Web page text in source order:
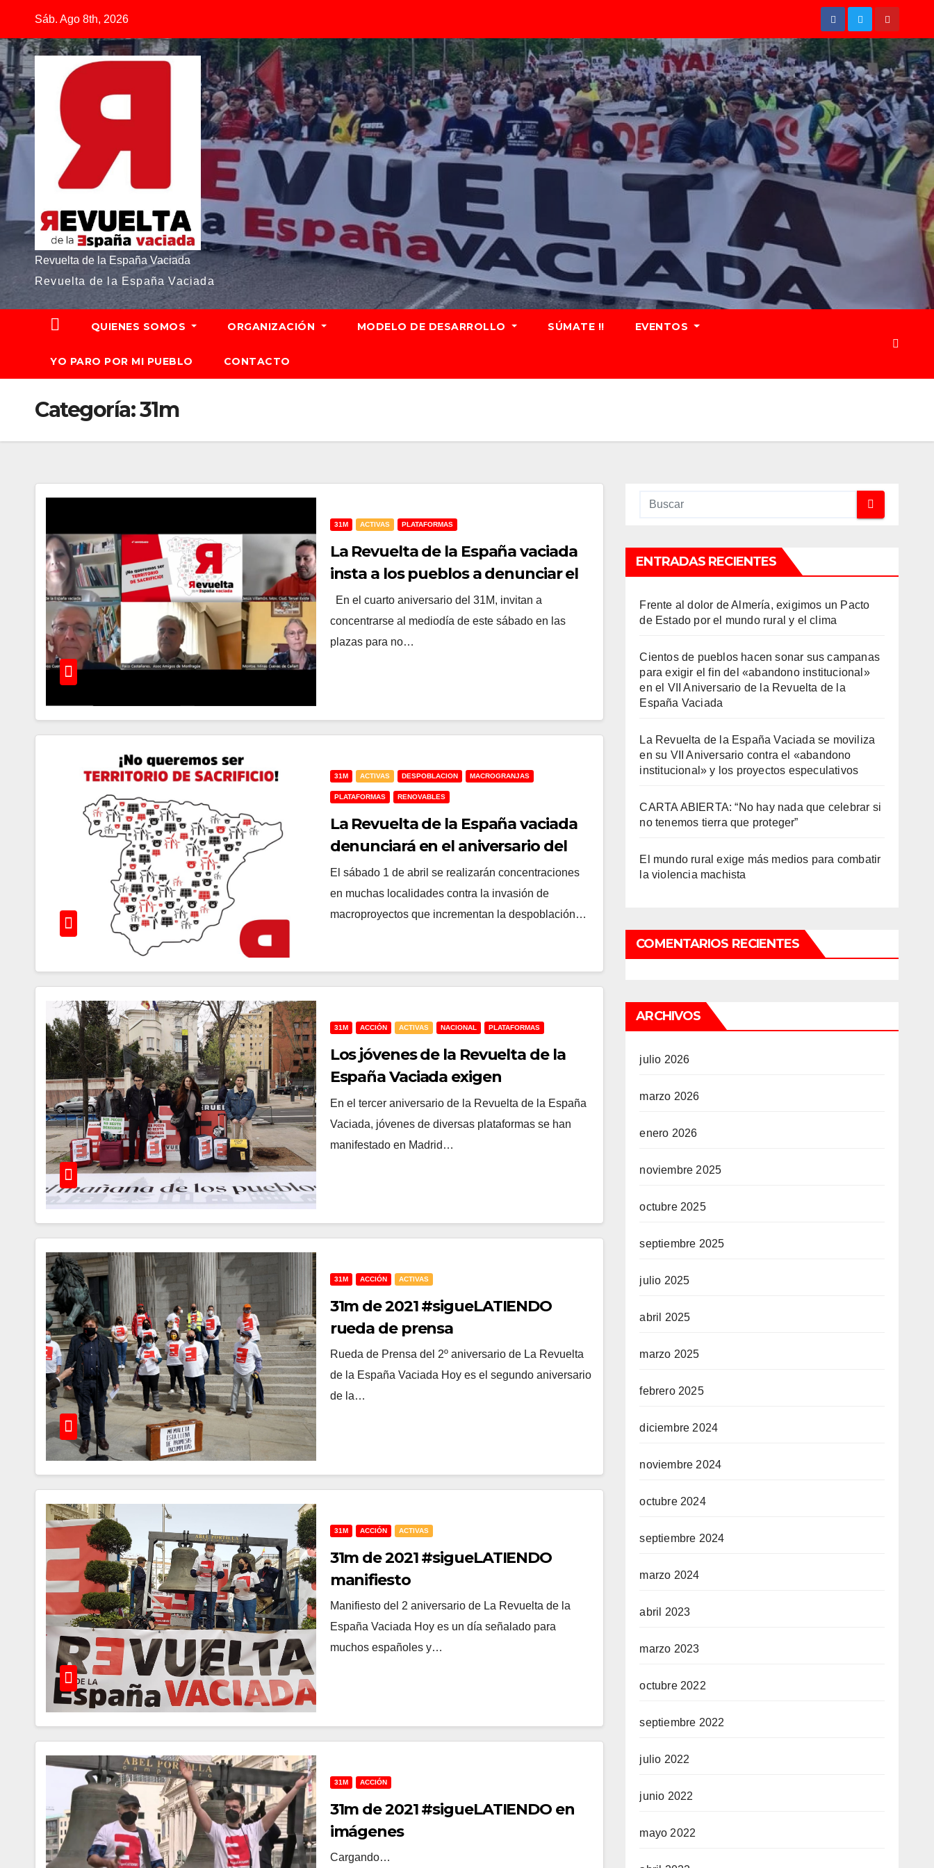
contenido
Sáb. Ago 8th, 2026
Revuelta de la España Vaciada
Revuelta de la España Vaciada
QUIENES SOMOS ORGANIZACIÓN MODELO DE DESARROLLO SÚMATE !! EVENTOS
YO PARO POR MI PUEBLO CONTACTO
Categoría:31m
31M ACTIVAS PLATAFORMAS
La Revuelta de la España vaciada
insta a los pueblos a denunciar el
expolio del medio rural que pone
en peligro su supervivencia
En el cuarto aniversario del 31M, invitan a
concentrarse al mediodía de este sábado en las
plazas para no…
31M ACTIVAS DESPOBLACION MACROGRANJAS
PLATAFORMAS RENOVABLES
La Revuelta de la España vaciada
denunciará en el aniversario del
31M que no quiere ser territorio de
sacrificio
El sábado 1 de abril se realizarán concentraciones
en muchas localidades contra la invasión de
macroproyectos que incrementan la despoblación…
31M ACCIÓN ACTIVAS NACIONAL PLATAFORMAS
Los jóvenes de la Revuelta de la
España Vaciada exigen
oportunidades y tienen preparada
la maleta para volver
En el tercer aniversario de la Revuelta de la España
Vaciada, jóvenes de diversas plataformas se han
manifestado en Madrid…
31M ACCIÓN ACTIVAS
31m de 2021 #sigueLATIENDO
rueda de prensa
Rueda de Prensa del 2º aniversario de La Revuelta
de la España Vaciada Hoy es el segundo aniversario
de la…
31M ACCIÓN ACTIVAS
31m de 2021 #sigueLATIENDO
manifiesto
Manifiesto del 2 aniversario de La Revuelta de la
España Vaciada Hoy es un día señalado para
muchos españoles y…
31M ACCIÓN
31m de 2021 #sigueLATIENDO en
imágenes
Cargando…
ENTRADAS RECIENTES
Frente al dolor de Almería, exigimos un Pacto
de Estado por el mundo rural y el clima
Cientos de pueblos hacen sonar sus campanas
para exigir el fin del «abandono institucional»
en el VII Aniversario de la Revuelta de la
España Vaciada
La Revuelta de la España Vaciada se moviliza
en su VII Aniversario contra el «abandono
institucional» y los proyectos especulativos
CARTA ABIERTA: “No hay nada que celebrar si
no tenemos tierra que proteger”
El mundo rural exige más medios para combatir
la violencia machista
COMENTARIOS RECIENTES
ARCHIVOS
julio 2026
marzo 2026
enero 2026
noviembre 2025
octubre 2025
septiembre 2025
julio 2025
abril 2025
marzo 2025
febrero 2025
diciembre 2024
noviembre 2024
octubre 2024
septiembre 2024
marzo 2024
abril 2023
marzo 2023
octubre 2022
septiembre 2022
julio 2022
junio 2022
mayo 2022